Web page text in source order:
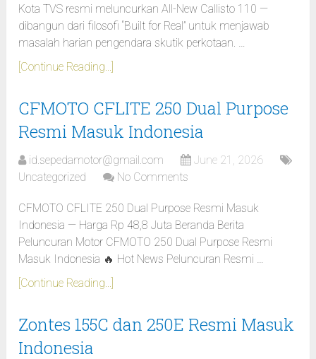
Kota TVS resmi meluncurkan All-New Callisto 110 —
dibangun dari filosofi “Built for Real” untuk menjawab
masalah harian pengendara skutik perkotaan. …
[Continue Reading...]
CFMOTO CFLITE 250 Dual Purpose
Resmi Masuk Indonesia
id.sepedamotor@gmail.com
June 21, 2026
Uncategorized
No Comments
CFMOTO CFLITE 250 Dual Purpose Resmi Masuk
Indonesia — Harga Rp 48,8 Juta Beranda Berita
Peluncuran Motor CFMOTO 250 Dual Purpose Resmi
Masuk Indonesia 🔥 Hot News Peluncuran Resmi …
[Continue Reading...]
Zontes 155C dan 250E Resmi Masuk
Indonesia